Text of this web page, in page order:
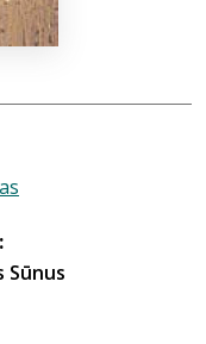
Sūnus